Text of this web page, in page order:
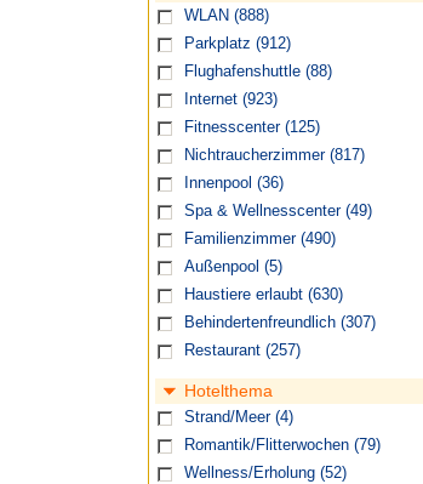
WLAN (888)
Parkplatz (912)
Flughafenshuttle (88)
Internet (923)
Fitnesscenter (125)
Nichtraucherzimmer (817)
Innenpool (36)
Spa & Wellnesscenter (49)
Familienzimmer (490)
Außenpool (5)
Haustiere erlaubt (630)
Behindertenfreundlich (307)
Restaurant (257)
Hotelthema
Strand/Meer (4)
Romantik/Flitterwochen (79)
Wellness/Erholung (52)